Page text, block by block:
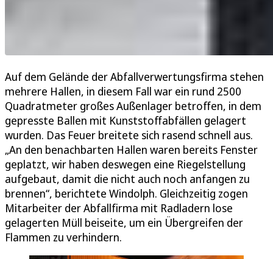
Auf dem Gelände der Abfallverwertungsfirma stehen
mehrere Hallen, in diesem Fall war ein rund 2500
Quadratmeter großes Außenlager betroffen, in dem
gepresste Ballen mit Kunststoffabfällen gelagert
wurden. Das Feuer breitete sich rasend schnell aus.
„An den benachbarten Hallen waren bereits Fenster
geplatzt, wir haben deswegen eine Riegelstellung
aufgebaut, damit die nicht auch noch anfangen zu
brennen“, berichtete Windolph. Gleichzeitig zogen
Mitarbeiter der Abfallfirma mit Radladern lose
gelagerten Müll beiseite, um ein Übergreifen der
Flammen zu verhindern.